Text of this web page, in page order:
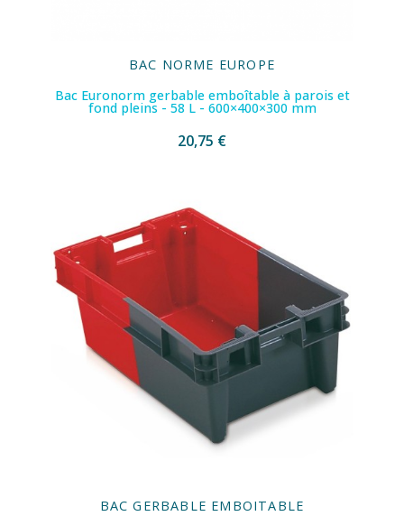
BAC NORME EUROPE
Bac Euronorm gerbable emboîtable à parois et
fond pleins - 58 L - 600×400×300 mm
20,75 €
BAC GERBABLE EMBOITABLE